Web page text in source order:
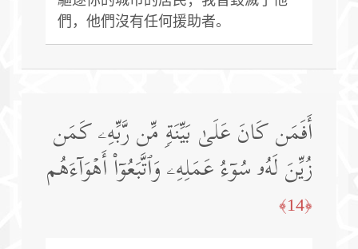
們，他們沒有任何援助者。
أَفَمَن كَانَ عَلَىٰ بَیِّنَةࣲ مِّن رَّبِّهِۦ كَمَن
زُیِّنَ لَهُۥ سُوۤءُ عَمَلِهِۦ وَٱتَّبَعُوۤا۟ أَهۡوَاۤءَهُم
﴿14﴾